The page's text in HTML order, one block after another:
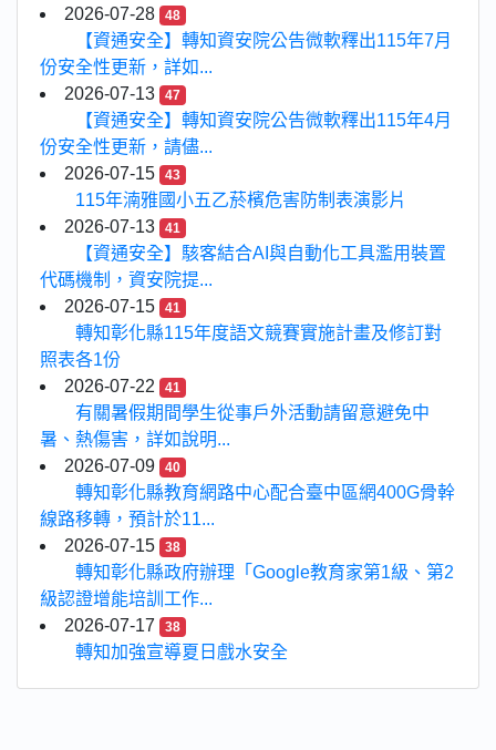
2026-07-28
48
【資通安全】轉知資安院公告微軟釋出115年7月
份安全性更新，詳如...
2026-07-13
47
【資通安全】轉知資安院公告微軟釋出115年4月
份安全性更新，請儘...
2026-07-15
43
115年湳雅國小五乙菸檳危害防制表演影片
2026-07-13
41
【資通安全】駭客結合AI與自動化工具濫用裝置
代碼機制，資安院提...
2026-07-15
41
轉知彰化縣115年度語文競賽實施計畫及修訂對
照表各1份
2026-07-22
41
有關暑假期間學生從事戶外活動請留意避免中
暑、熱傷害，詳如說明...
2026-07-09
40
轉知彰化縣教育網路中心配合臺中區網400G骨幹
線路移轉，預計於11...
2026-07-15
38
轉知彰化縣政府辦理「Google教育家第1級、第2
級認證增能培訓工作...
2026-07-17
38
轉知加強宣導夏日戲水安全